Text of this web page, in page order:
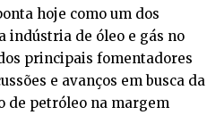
hoje como um dos
indústria de óleo e gás no
principais fomentadores
e avanços em busca da
de petróleo na margem